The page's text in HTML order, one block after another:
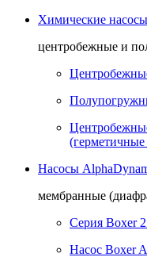
Химические насосы
центробежные и
Насосы
мембранные
Серия Boxer
Насос Boxer